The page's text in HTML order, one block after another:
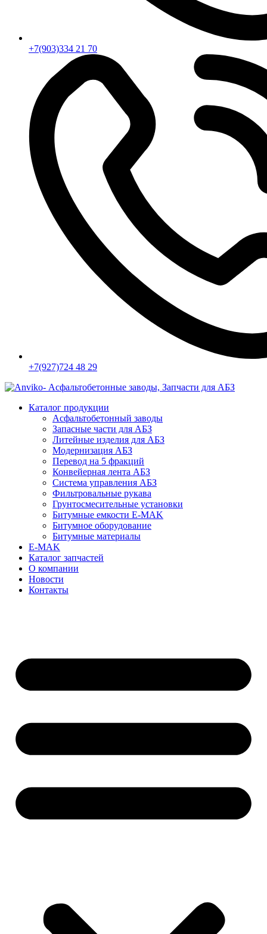
+7(903)334 21 70
+7(927)724 48 29
Каталог продукции
Асфальтобетонный заводы
Запасные части для АБЗ
Литейные изделия для АБЗ
Модернизация АБЗ
Перевод на 5 фракций
Конвейерная лента АБЗ
Система управления АБЗ
Фильтровальные рукава
Грунтосмесительные установки
Битумные емкости E-MAK
Битумное оборудование
Битумные материалы
E-MAK
Каталог запчастей
О компании
Новости
Контакты